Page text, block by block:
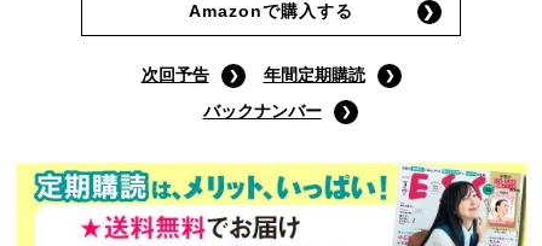
Amazonで購入する
次回予告
年間定期購読
バックナンバー